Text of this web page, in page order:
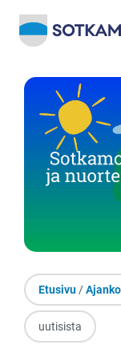
Etusivu/
uutisista